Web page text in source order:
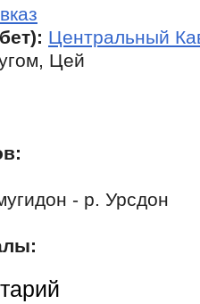
Центральный
Цей
- р. Урсдон